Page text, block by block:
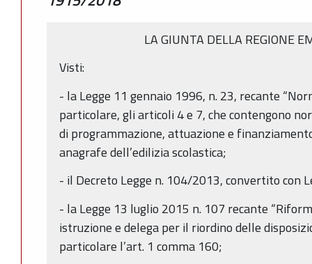
LA GIUNTA DELLA REGIONE
Visti:
- la Legge 11 gennaio 1996, n. 23, recante
particolare, gli articoli 4 e 7, che contengono
di programmazione, attuazione e
anagrafe dell’edilizia scolastica;
- il Decreto Legge n. 104/2013, convertito con
- la Legge 13 luglio 2015 n. 107 recante
istruzione e delega per il riordino delle
particolare l’art. 1 comma 160;